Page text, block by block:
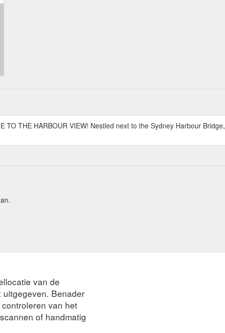
TO THE HARBOUR VIEW! Nestled next to the Sydney Harbour Bridge,
van de
Benader
van het
of handmatig